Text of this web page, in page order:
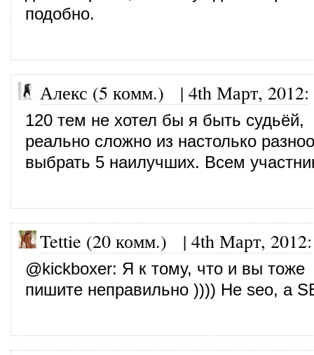
подобно.
Алекс (5 комм.) | 4th Март, 2012:
120 тем не хотел бы я быть судьёй,
реально сложно из настолько
выбрать 5 наилучших. Всем
Tettie (20 комм.) | 4th Март, 2012:
@kickboxer: Я к тому, что и вы тоже
пишите неправильно )))) Не seo, а